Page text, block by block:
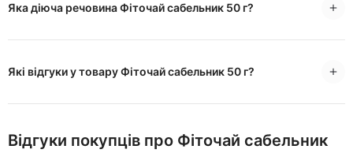
Яка діюча речовина Фіточай сабельник 50 г?
Які відгуки у товару Фіточай сабельник 50 г?
Відгуки покупців про Фіточай сабельник